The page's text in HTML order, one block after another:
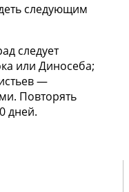
следующим
следует
или Диносеба;
—
Повторять
дней.